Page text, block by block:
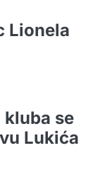
Lionela
kluba se
Lukića